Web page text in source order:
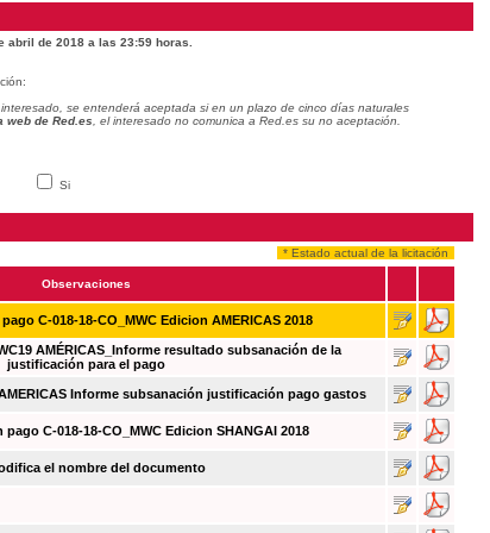
abril de 2018 a las 23:59 horas.
se entenderá aceptada si en un plazo de cinco días naturales
web de Red.es , el interesado no comunica a Red.es su no aceptación.
Si
* Estado actual de la licitación
Observaciones
C-018-18-CO_MWC Edicion AMERICAS 2018
AMÉRICAS_Informe resultado subsanación de la
justificación para el pago
Informe subsanación justificación pago gastos
C-018-18-CO_MWC Edicion SHANGAI 2018
el nombre del documento